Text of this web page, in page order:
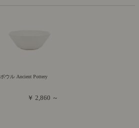
ボウル Ancient Pottery
￥ 2,860 ～